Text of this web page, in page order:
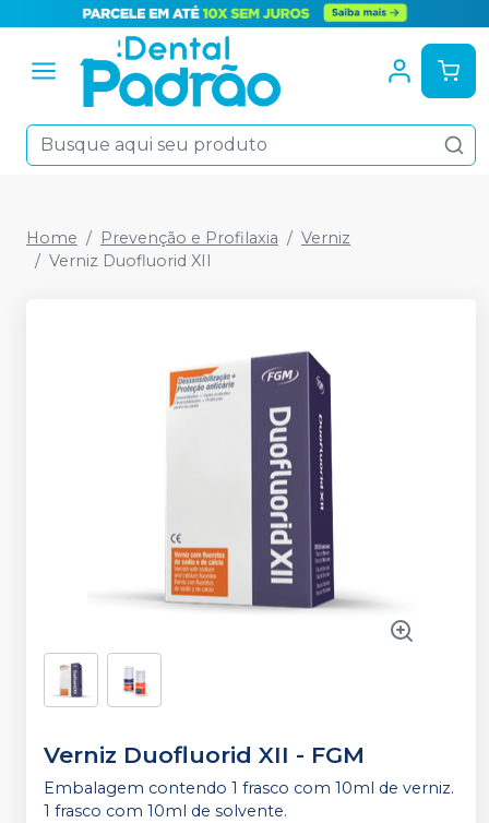
Home Prevenção e Profilaxia
Verniz
Verniz Duofluorid XII
Verniz Duofluorid XII - FGM
Embalagem contendo 1 frasco com 10ml de verniz.
1 frasco com 10ml de solvente.